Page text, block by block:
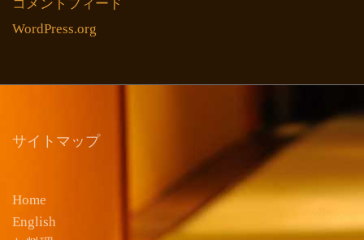
コメントフィード
WordPress.org
サイトマップ
Home
English